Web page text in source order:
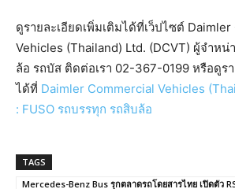
ดูรายละเอียดเพิ่มเติมได้ที่เว็ปไซต์
Vehicles (Thailand) Ltd. (DCVT) ผู้จำหน่
ล้อ รถบัส ติดต่อเรา 02-367-0199 หรือดูร
ได้ที่ Daimler Commercial Vehicles
: FUSO รถบรรทุก รถสิบล้อ
TAGS
Mercedes-Benz Bus รุกตลาดรถโดยสารไทย เปิดตัว